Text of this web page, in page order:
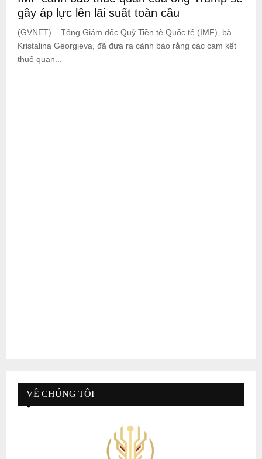
gây áp lực lên lãi suất toàn cầu
(GVNET) – Tổng Giám đốc Quỹ Tiền tệ Quốc tế (IMF), bà
Kristalina Georgieva, đã đưa ra cảnh báo rằng các cam kết
thuế quan...
VỀ CHÚNG TÔI